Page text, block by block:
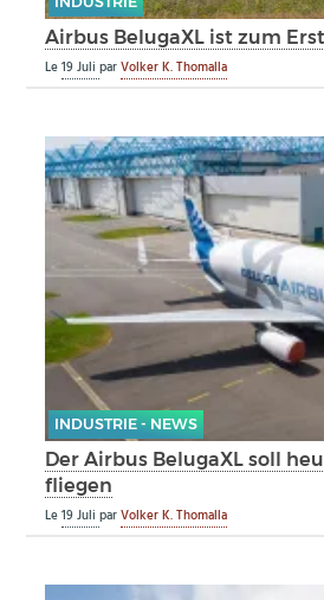
Airbus BelugaXL ist zum
Le19 JuliparVolker K. Thomalla
INDUSTRIE - NEWS
Der Airbus BelugaXL soll
fliegen
Le19 JuliparVolker K. Thomalla